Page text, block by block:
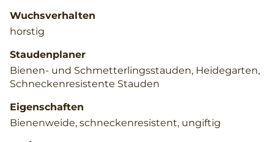
Wuchsverhalten
horstig
Staudenplaner
Bienen- und Schmetterlingsstauden, Heidegarten,
Schneckenresistente Stauden
Eigenschaften
Bienenweide, schneckenresistent, ungiftig